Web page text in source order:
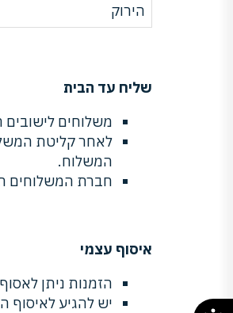
הירוק
שליח עד הבית
משלוחים לישובים
לאחר קליטת
המשלוח.
חברת המשלוחים
איסוף עצמי
הזמנות ניתן לאסוף בשרות הלקוחות
יש להגיע